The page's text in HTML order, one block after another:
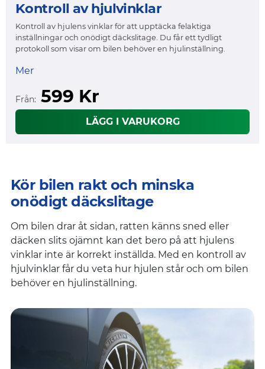
Kontroll av hjulvinklar
Kontroll av hjulens vinklar för att upptäcka felaktiga
inställningar och onödigt däckslitage. Du får ett tydligt
protokoll som visar om bilen behöver en hjulinställning.
Mer
Från: 599 Kr
LÄGG I VARUKORG
Kör bilen rakt och minska
onödigt däckslitage
Om bilen drar åt sidan, ratten känns sned eller
däcken slits ojämnt kan det bero på att hjulens
vinklar inte är korrekt inställda. Med en kontroll av
hjulvinklar får du veta hur hjulen står och om bilen
behöver en hjulinställning.